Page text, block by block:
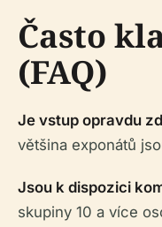
Často
(FAQ)
Je vstup opravdu
většina exponátů
Jsou k dispozici
skupiny 10 a více